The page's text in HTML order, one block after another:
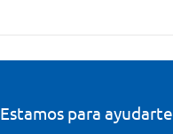
Estamos para ayudarte